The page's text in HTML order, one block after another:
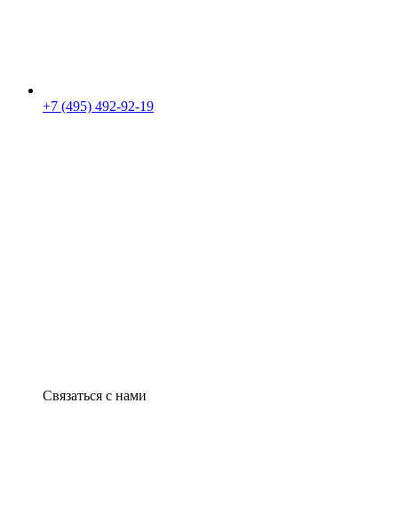
+7 (495) 492-92-19
Связаться с нами